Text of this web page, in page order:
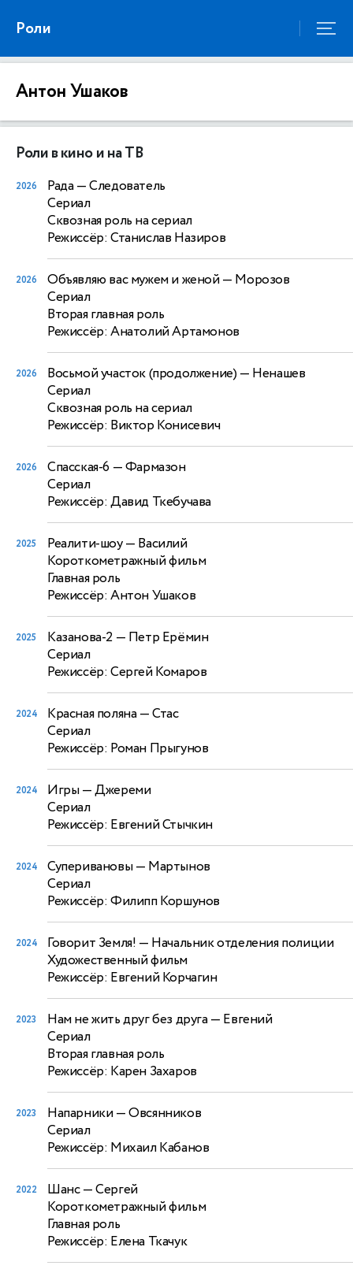
Роли
Антон Ушаков
Роли в кино и на ТВ
2026 Рада— Следователь
Сериал
Сквозная роль на сериал
Режиссёр: Станислав Назиров
2026 Объявляю вас мужем и женой— Морозов
Сериал
Вторая главная роль
Режиссёр: Анатолий Артамонов
2026 Восьмой участок (продолжение) — Ненашев
Сериал
Сквозная роль на сериал
Режиссёр: Виктор Конисевич
2026 Спасская-6 — Фармазон
Сериал
Режиссёр: Давид Ткебучава
2025 Реалити-шоу— Василий
Короткометражный фильм
Главная роль
Режиссёр: Антон Ушаков
2025 Казанова-2 — Петр Ерёмин
Сериал
Режиссёр: Сергей Комаров
2024 Красная поляна— Стас
Сериал
Режиссёр: Роман Прыгунов
2024 Игры— Джереми
Сериал
Режиссёр: Евгений Стычкин
2024 Суперивановы— Мартынов
Сериал
Режиссёр: Филипп Коршунов
2024 Говорит Земля! — Начальник отделения полиции
Художественный фильм
Режиссёр: Евгений Корчагин
2023 Нам не жить друг без друга— Евгений
Сериал
Вторая главная роль
Режиссёр: Карен Захаров
2023 Напарники— Овсянников
Сериал
Режиссёр: Михаил Кабанов
2022 Шанс— Сергей
Короткометражный фильм
Главная роль
Режиссёр: Елена Ткачук